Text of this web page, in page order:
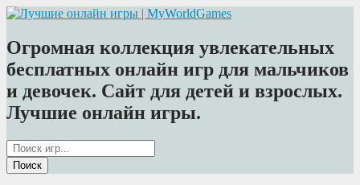
Огромная коллекция увлекательных
бесплатных онлайн игр для мальчиков
и девочек. Сайт для детей и взрослых.
Лучшие онлайн игры.